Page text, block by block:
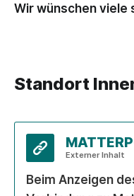
Wir wünschen viele
Standort
Externer Inhalt
Beim Anzeigen